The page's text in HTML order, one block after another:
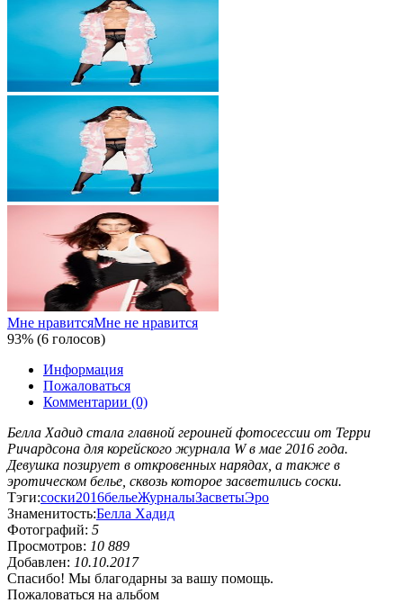
Мне нравитсяМне не нравится
93% (6 голосов)
Информация
Пожаловаться
Комментарии (0)
Белла Хадид стала главной героиней фотосессии от Терри
Ричардсона для корейского журнала W в мае 2016 года.
Девушка позирует в откровенных нарядах, а также в
эротическом белье, сквозь которое засветились соски.
Тэги:соски2016бельеЖурналыЗасветыЭро
Знаменитость:Белла Хадид
Фотографий: 5
Просмотров: 10 889
Добавлен: 10.10.2017
Спасибо! Мы благодарны за вашу помощь.
Пожаловаться на альбом